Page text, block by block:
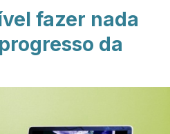
fazer nada
da